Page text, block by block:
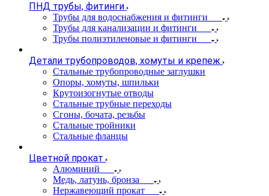
ПНД трубы, фитинги
Трубы для водоснабжения и фитинги
Трубы для канализации и фитинги
Трубы полиэтиленовые и фитинги
Детали трубопроводов, хомуты и крепеж
Стальные трубопроводные заглушки
Опоры, хомуты, шпильки
Крутоизогнутые отводы
Стальные трубные переходы
Сгоны, бочата, резьбы
Стальные тройники
Стальные фланцы
Цветной прокат
Алюминий
Медь, латунь, бронза
Нержавеющий прокат